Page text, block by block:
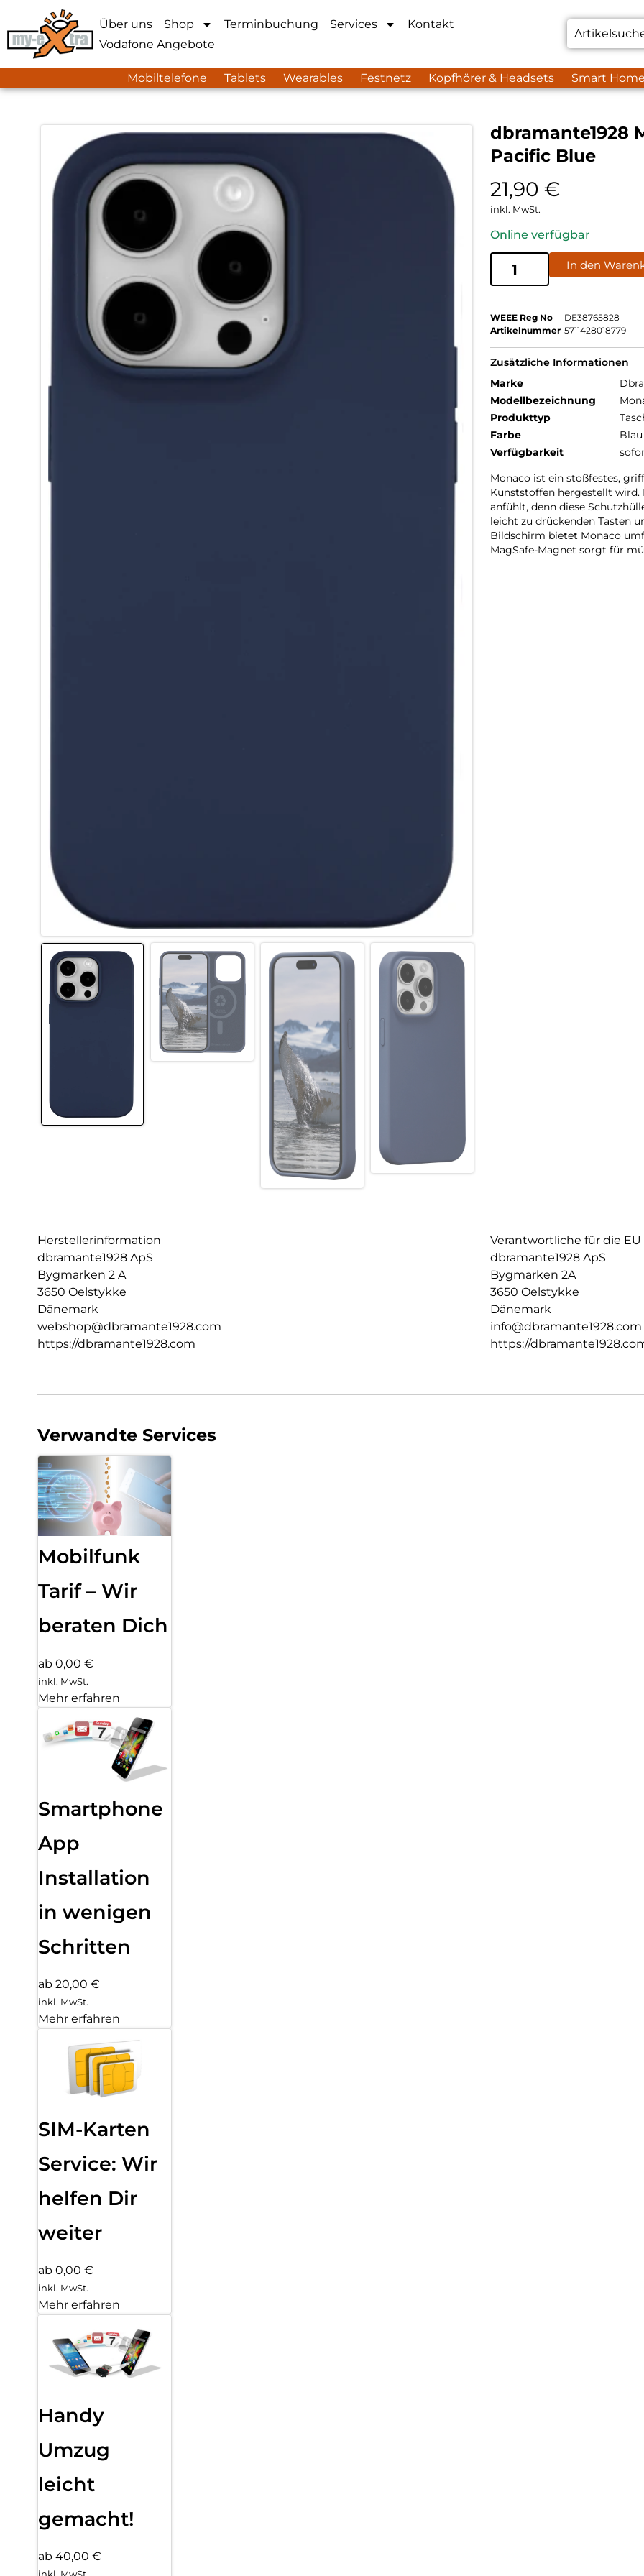
Über uns Shop Terminbuchung Services
Kontakt
Vodafone Angebote
Mobiltelefone Tablets Wearables Festnetz Kopfhörer & Headsets Smart
dbramante1928
Pacific Blue
21,90 €
inkl. MwSt.
Online verfügbar
In den
WEEE Reg No
DE38765828
Artikelnummer 5711428018779
Zusätzliche Informationen
Marke
Modellbezeichnung
Produkttyp
Farbe
Blau
Verfügbarkeit
Monaco ist ein stoßfestes,
Kunststoffen hergestellt wird.
anfühlt, denn diese
leicht zu drückenden Tasten
Bildschirm bietet Monaco
MagSafe-Magnet sorgt für
Herstellerinformation
dbramante1928 ApS
Bygmarken 2 A
3650 Oelstykke
Dänemark
webshop@dbramante1928.com
https://dbramante1928.com
Verantwortliche für die EU
dbramante1928 ApS
Bygmarken 2A
3650 Oelstykke
Dänemark
info@dbramante1928.com
https://
Verwandte Services
Mobilfunk
Tarif – Wir
beraten Dich
ab 0,00 €
inkl. MwSt.
Mehr erfahren
Smartphone
App
Installation
in wenigen
Schritten
ab 20,00 €
inkl. MwSt.
Mehr erfahren
SIM-Karten
Service: Wir
helfen Dir
weiter
ab 0,00 €
inkl. MwSt.
Mehr erfahren
Handy
Umzug
leicht
gemacht!
ab 40,00 €